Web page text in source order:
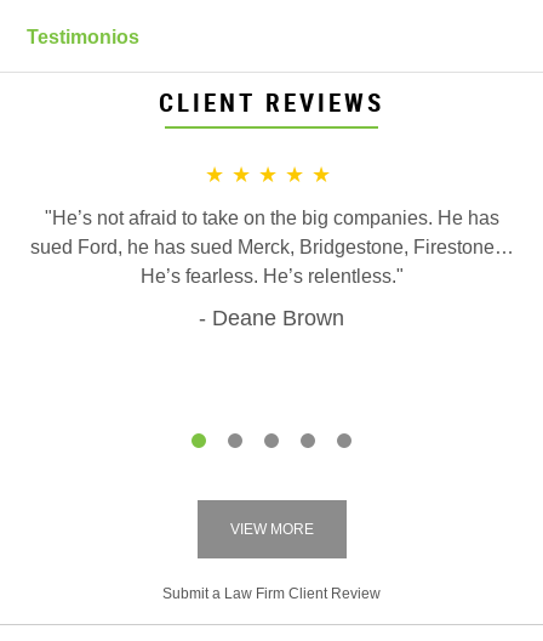
Testimonios
CLIENT REVIEWS
★★★★★
"He’s not afraid to take on the big companies. He has
sued Ford, he has sued Merck, Bridgestone, Firestone…
He’s fearless. He’s relentless."
Deane Brown
VIEW MORE
Submit a Law Firm Client Review